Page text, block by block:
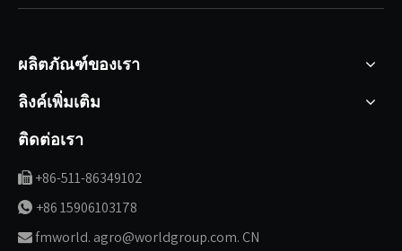
ผลิตภัณฑ์ของเรา
ลิงค์เพิ่มเติม
ติดต่อเรา
 +86-511-86349102
 +86 15906103178
fmworld. agro@worldgroup.com. CN